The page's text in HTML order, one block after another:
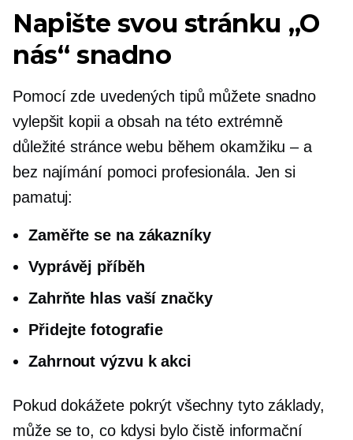
Napište svou stránku „O
nás“ snadno
Pomocí zde uvedených tipů můžete snadno
vylepšit kopii a obsah na této extrémně
důležité stránce webu během okamžiku – a
bez najímání pomoci profesionála. Jen si
pamatuj:
Zaměřte se na zákazníky
Vyprávěj příběh
Zahrňte hlas vaší značky
Přidejte fotografie
Zahrnout výzvu k akci
Pokud dokážete pokrýt všechny tyto základy,
může se to, co kdysi bylo čistě informační